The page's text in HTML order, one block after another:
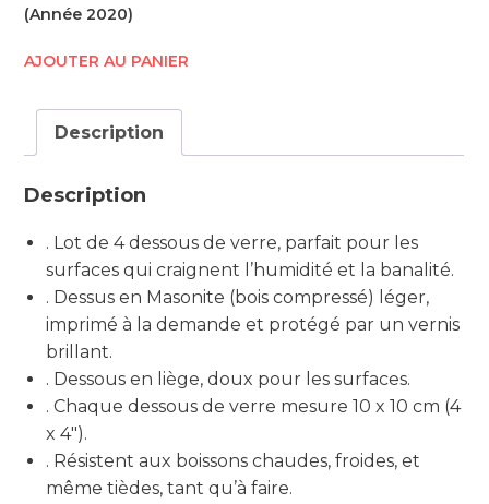
(Année 2020)
AJOUTER AU PANIER
Description
Description
. Lot de 4 dessous de verre, parfait pour les
surfaces qui craignent l’humidité et la banalité.
. Dessus en Masonite (bois compressé) léger,
imprimé à la demande et protégé par un vernis
brillant.
. Dessous en liège, doux pour les surfaces.
. Chaque dessous de verre mesure 10 x 10 cm (4
x 4″).
. Résistent aux boissons chaudes, froides, et
même tièdes, tant qu’à faire.